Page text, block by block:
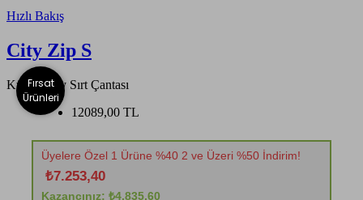
Hızlı Bakış
City Zip S
Küçük Boy Sırt Çantası
12089,00 TL
Üyelere Özel 1 Ürüne %40 2 ve Üzeri %50 İndirim!
₺7.253,40
Kazancınız: ₺4.835,60
Fırsat
Ürünleri